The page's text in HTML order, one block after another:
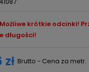
Możliwe krótkie odcinki!
długości!
Brutto - Cena za metr.